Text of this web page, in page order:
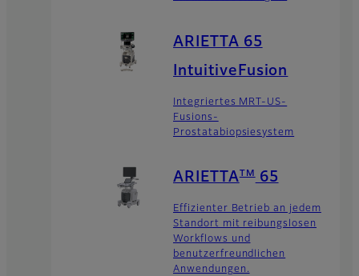
ARIETTA 65
IntuitiveFusion
Integriertes MRT-US-
Fusions-
Prostatabiopsiesystem
ARIETTA TM 65
Effizienter Betrieb an jedem
Standort mit reibungslosen
Workflows und
benutzerfreundlichen
Anwendungen.